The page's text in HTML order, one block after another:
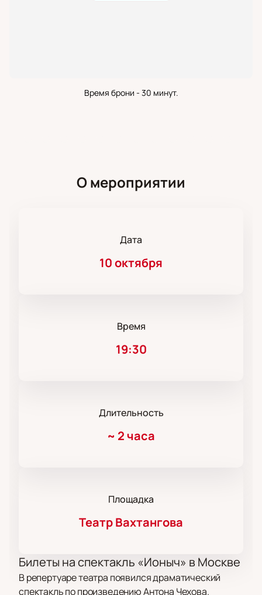
Время брони - 30 минут.
О мероприятии
Дата
10 октября
Время
19:30
Длительность
~ 2 часа
Площадка
Театр Вахтангова
Билеты на спектакль «Ионыч» в Москве
В репертуаре театра появился драматический
спектакль по произведению Антона Чехова.